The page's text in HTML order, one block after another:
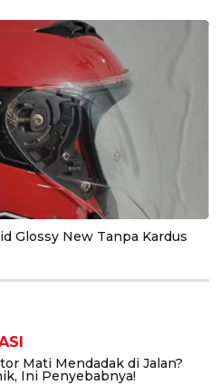
Glossy New Tanpa Kardus
Mati Mendadak di Jalan?
Ini Penyebabnya!